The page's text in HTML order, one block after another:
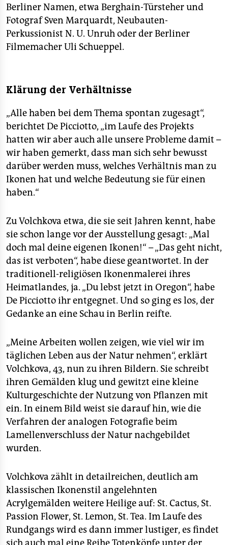
Berliner Namen, etwa Berghain-Türsteher und
Fotograf Sven Marquardt, Neubauten-
Perkussionist N. U. Unruh oder der Berliner
Filmemacher Uli Schueppel.
Klärung der Verhältnisse
„Alle haben bei dem Thema spontan zugesagt“,
berichtet De Picciotto, „im Laufe des Projekts
hatten wir aber auch alle unsere Probleme damit –
wir haben gemerkt, dass man sich sehr bewusst
darüber werden muss, welches Verhältnis man zu
Ikonen hat und welche Bedeutung sie für einen
haben.“
Zu Volchkova etwa, die sie seit Jahren kennt, habe
sie schon lange vor der Ausstellung gesagt: „Mal
doch mal deine eigenen Ikonen!“ – „Das geht nicht,
das ist verboten“, habe diese geantwortet. In der
traditionell-religiösen Ikonenmalerei ihres
Heimatlandes, ja. „Du lebst jetzt in Oregon“, habe
De Picciotto ihr entgegnet. Und so ging es los, der
Gedanke an eine Schau in Berlin reifte.
„Meine Arbeiten wollen zeigen, wie viel wir im
täglichen Leben aus der Natur nehmen“, erklärt
Volchkova, 43, nun zu ihren Bildern. Sie schreibt
ihren Gemälden klug und gewitzt eine kleine
Kulturgeschichte der Nutzung von Pflanzen mit
ein. In einem Bild weist sie darauf hin, wie die
Verfahren der analogen Fotografie beim
Lamellenverschluss der Natur nachgebildet
wurden.
Volchkova zählt in detailreichen, deutlich am
klassischen Ikonenstil angelehnten
Acrylgemälden weitere Heilige auf: St. Cactus, St.
Passion Flower, St. Lemon, St. Tea. Im Laufe des
Rundgangs wird es dann immer lustiger, es findet